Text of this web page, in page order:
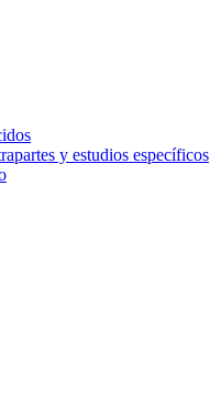
y estudios específicos